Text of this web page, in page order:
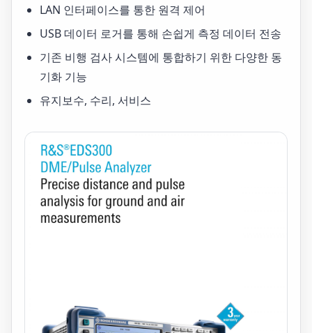
LAN 인터페이스를 통한 원격 제어
USB 데이터 로거를 통해 손쉽게 측정 데이터 전송
기존 비행 검사 시스템에 통합하기 위한 다양한 동
기화 기능
유지보수, 수리, 서비스